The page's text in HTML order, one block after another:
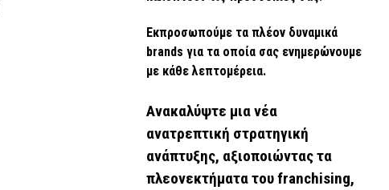
Εκπροσωπούμε τα πλέον δυναμικά
brands για τα οποία σας ενημερώνουμε
με κάθε λεπτομέρεια.
Ανακαλύψτε μια νέα
ανατρεπτική στρατηγική
ανάπτυξης, αξιοποιώντας τα
πλεονεκτήματα του franchising,